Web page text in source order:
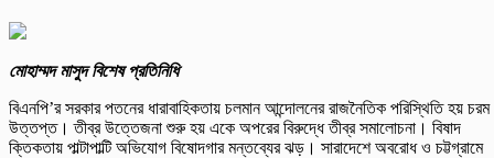
মোহাম্মদ মাসুদ বিশেষ প্রতিনিধি
বিএনপি’র সরকার পতনের ধারাবাহিকতায় চলমান আন্দোলনের রাজনৈতিক পরিস্থিতি হয় চরম
উত্তপ্ত। তীব্র উত্তেজনা শুরু হয় একে অপরের বিরুদ্ধে তীব্র সমালোচনা। বিষাদ
ক্তিকতায় পাল্টাপাল্টি অভিযোগ বিষোদগার মন্তব্যের ঝড়। সারাদেশে অবরোধ ও চট্টগ্রামে